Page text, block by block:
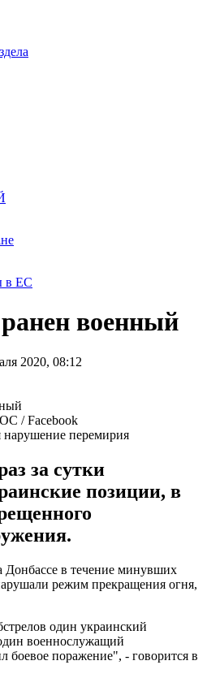
в ЕС
военный
2020, 08:12
/ Facebook
нарушение перемирия
за сутки
позиции, в
в течение минувших
режим прекращения огня,
один украинский
военнослужащий
боевое поражение", - говорится в